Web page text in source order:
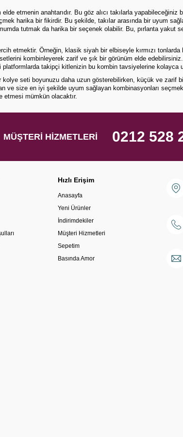
etmenin anahtarıdır. Bu göz alıcı takılarla
harika bir fikirdir. Bu şekilde, takılar arasında bir uyum
tutmak da harika bir seçenek olabilir. Bu, pırlanta yakut
etmektir. Örneğin, klasik siyah bir elbiseyle kırmızı
kombinleyerek zarif ve şık bir görünüm elde
takipçi kitlenizin bu kombin tavsiyelerine kolayca
seti boyunuzu daha uzun gösterebilirken, küçük ve zarif
ve size en iyi şekilde uyum sağlayan kombinasyonları
etmesi mümkün olacaktır.
MÜŞTERI HIZMETLERI 0212 528
Hızlı Erişim
Anasayfa
Yeni Ürünler
İndirimdekiler
Müşteri Hizmetleri
Sepetim
Basında Amor